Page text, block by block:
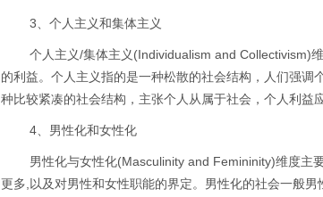
3、个人主义和集体主义
个人主义/集体主义(Individualism and Collectivism)维
的利益。个人主义指的是一种松散的社会结构，人们强
种比较紧凑的社会结构，主张个人从属于社会，个人利益
4、男性化和女性化
男性化与女性化(Masculinity and Femininity)维度主
更多,以及对男性和女性职能的界定。男性化的社会一般